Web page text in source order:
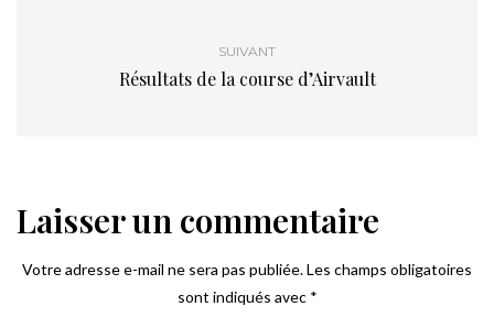
SUIVANT
Résultats de la course d’Airvault
Laisser un commentaire
Votre adresse e-mail ne sera pas publiée.Les champs obligatoires
sont indiqués avec *